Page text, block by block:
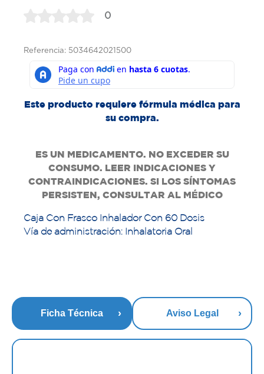
0
Referencia: 5034642021500
Este producto requiere fórmula médica para
su compra.
ES UN MEDICAMENTO. NO EXCEDER SU
CONSUMO. LEER INDICACIONES Y
CONTRAINDICACIONES. SI LOS SÍNTOMAS
PERSISTEN, CONSULTAR AL MÉDICO
Caja Con Frasco Inhalador Con 60 Dosis
Vía de administración: Inhalatoria Oral
Ficha Técnica Aviso Legal